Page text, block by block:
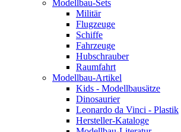
Modellbau-Sets
Militär
Flugzeuge
Schiffe
Fahrzeuge
Hubschrauber
Raumfahrt
Modellbau-Artikel
Kids - Modellbausätze
Dinosaurier
Leonardo da Vinci - Plastik
Hersteller-Kataloge